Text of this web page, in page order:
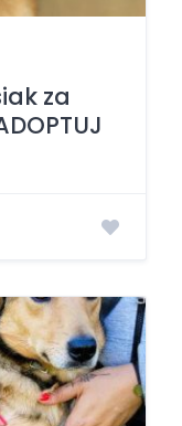
za